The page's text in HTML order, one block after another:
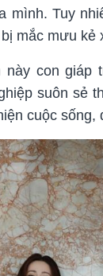
mình. Tuy
mắc mưu kẻ
con giáp
suôn sẻ
cuộc sống,